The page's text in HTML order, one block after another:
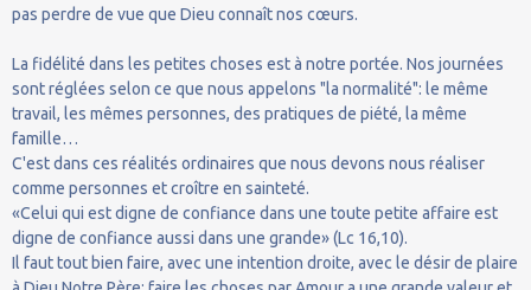
pas perdre de vue que Dieu connaît nos cœurs.
La fidélité dans les petites choses est à notre portée. Nos journées
sont réglées selon ce que nous appelons "la normalité": le même
travail, les mêmes personnes, des pratiques de piété, la même
famille…
C'est dans ces réalités ordinaires que nous devons nous réaliser
comme personnes et croître en sainteté.
«Celui qui est digne de confiance dans une toute petite affaire est
digne de confiance aussi dans une grande» (Lc 16,10).
Il faut tout bien faire, avec une intention droite, avec le désir de plaire